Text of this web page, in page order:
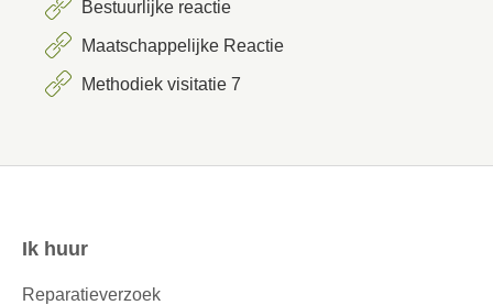
Bestuurlijke reactie
Maatschappelijke Reactie
Methodiek visitatie 7
Contactinformatie
Ik huur
Reparatieverzoek